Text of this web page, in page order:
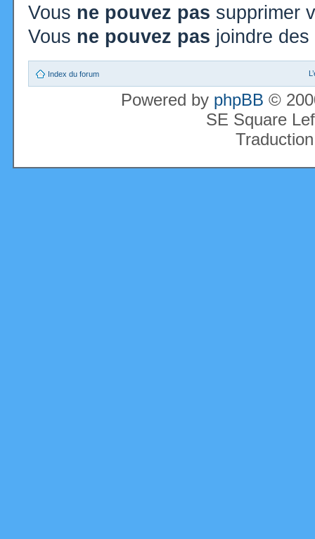
Vous ne pouvez pas supprimer
Vous ne pouvez pas joindre
Index du forum
Powered by phpBB ©
SE Square